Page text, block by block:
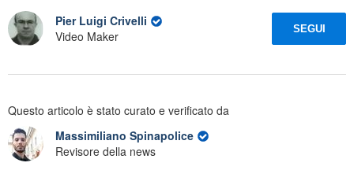
Pier Luigi Crivelli
Video Maker
SEGUI
Questo articolo è stato curato e verificato da
Massimiliano Spinapolice
Revisore della news